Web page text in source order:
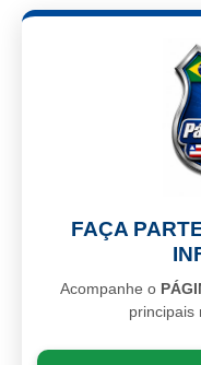
FAÇA
Acompanhe o
principais